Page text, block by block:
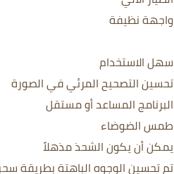
واجهة نظيفة
سهل الاستخدام
تحسين التصحيح المرئي في الصورة
البرنامج المساعد أو مستقل
طمس الضوضاء
يمكن أن يكون الشحذ مذهلاً
تم تحسين الوجوه الباهتة بطريقة